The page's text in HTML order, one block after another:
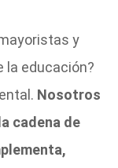
y
la educación?
Nosotros
cadena de